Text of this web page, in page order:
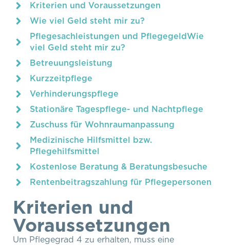
Kriterien und Voraussetzungen
Wie viel Geld steht mir zu?
Pflegesachleistungen und PflegegeldWie
viel Geld steht mir zu?
Betreuungsleistung
Kurzzeitpflege
Verhinderungspflege
Stationäre Tagespflege- und Nachtpflege
Zuschuss für Wohnraumanpassung
Medizinische Hilfsmittel bzw.
Pflegehilfsmittel
Kostenlose Beratung & Beratungsbesuche
Rentenbeitragszahlung für Pflegepersonen
Kriterien und
Voraussetzungen
Um Pflegegrad 4 zu erhalten, muss eine